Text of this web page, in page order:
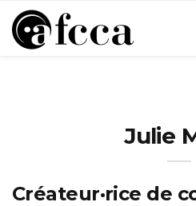
Julie
Créateur·rice de